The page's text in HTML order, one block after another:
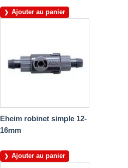
Ajouter au panier
Eheim robinet simple 12-
16mm
Ajouter au panier